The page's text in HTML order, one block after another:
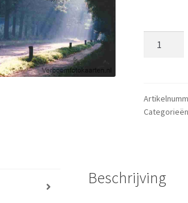
Beschrijving